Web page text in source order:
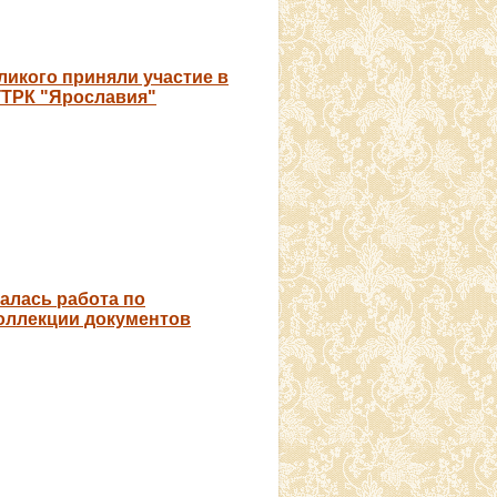
приняли участие в
"Ярославия"
работа по
документов